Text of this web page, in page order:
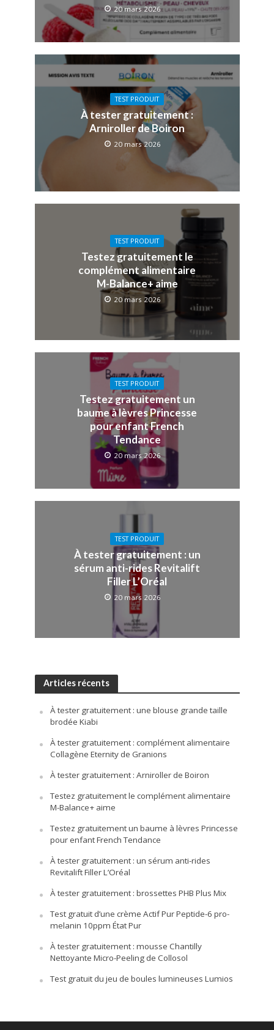
20 mars 2026
TEST PRODUIT
À tester gratuitement :
Arniroller de Boiron
20 mars 2026
TEST PRODUIT
Testez gratuitement le
complément alimentaire
M-Balance+ aime
20 mars 2026
TEST PRODUIT
Testez gratuitement un
baume à lèvres Princesse
pour enfant French
Tendance
20 mars 2026
TEST PRODUIT
À tester gratuitement : un
sérum anti-rides Revitalift
Filler L’Oréal
20 mars 2026
Articles récents
À tester gratuitement : une blouse grande taille
brodée Kiabi
À tester gratuitement : complément alimentaire
Collagène Eternity de Granions
À tester gratuitement : Arniroller de Boiron
Testez gratuitement le complément alimentaire
M-Balance+ aime
Testez gratuitement un baume à lèvres Princesse
pour enfant French Tendance
À tester gratuitement : un sérum anti-rides
Revitalift Filler L’Oréal
À tester gratuitement : brossettes PHB Plus Mix
Test gratuit d’une crème Actif Pur Peptide-6 pro-
melanin 10ppm État Pur
À tester gratuitement : mousse Chantilly
Nettoyante Micro-Peeling de Collosol
Test gratuit du jeu de boules lumineuses Lumios